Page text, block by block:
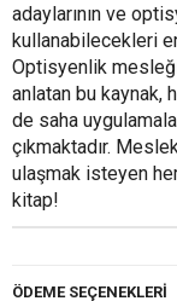
adaylarının ve
kullanabilecekleri
Optisyenlik
anlatan bu kaynak,
de saha
çıkmaktadır.
ulaşmak isteyen
kitap!
ÖDEME SEÇENEKLERI